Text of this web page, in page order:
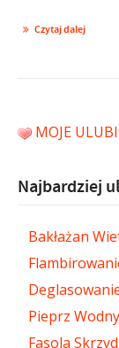
Czytaj dalej
MOJE
Najbardziej
Bakłażan
Pieprz
Fasola